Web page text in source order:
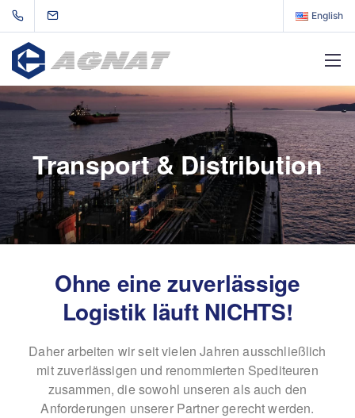
English
Transport & Distribution
Ohne eine zuverlässige
Logistik läuft NICHTS!
Daher arbeiten wir seit vielen Jahren ausschließlich
mit zuverlässigen und renommierten Spediteuren
zusammen, die sowohl unseren als auch den
Anforderungen unserer Partner gerecht werden.